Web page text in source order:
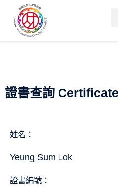
證書查詢
姓名：
Yeung Sum Lok
證書編號：